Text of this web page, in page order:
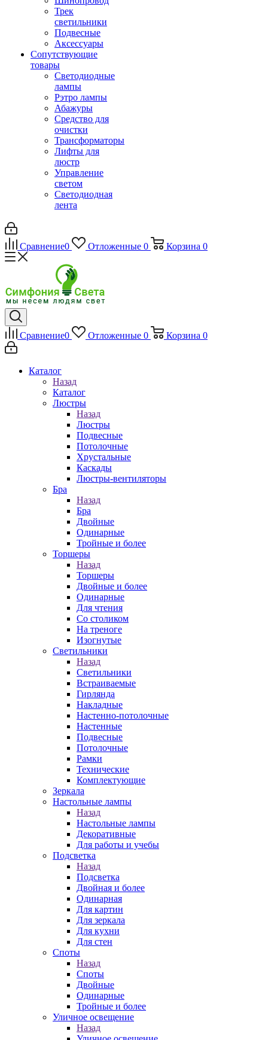
Трек
светильники
Подвесные
Аксессуары
Сопутствующие
товары
Светодиодные
лампы
Рэтро лампы
Абажуры
Средство для
очистки
Трансформаторы
Лифты для
люстр
Управление
светом
Светодиодная
лента
Сравнение0 Отложенные 0 Корзина 0
Сравнение0 Отложенные 0 Корзина 0
Каталог
Назад
Каталог
Люстры
Назад
Люстры
Подвесные
Потолочные
Хрустальные
Каскады
Люстры-вентиляторы
Бра
Назад
Бра
Двойные
Одинарные
Тройные и более
Торшеры
Назад
Торшеры
Двойные и более
Одинарные
Для чтения
Со столиком
На треноге
Изогнутые
Светильники
Назад
Светильники
Встраиваемые
Гирлянда
Накладные
Настенно-потолочные
Настенные
Подвесные
Потолочные
Рамки
Технические
Комплектующие
Зеркала
Настольные лампы
Назад
Настольные лампы
Декоративные
Для работы и учебы
Подсветка
Назад
Подсветка
Двойная и более
Одинарная
Для картин
Для зеркала
Для кухни
Для стен
Споты
Назад
Споты
Двойные
Одинарные
Тройные и более
Уличное освещение
Назад